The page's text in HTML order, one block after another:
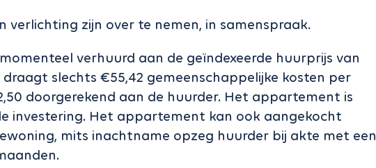
verlichting zijn over te nemen, in samenspraak.
verhuurd aan de geïndexeerde huurprijs van
draagt slechts €55,42 gemeenschappelijke kosten per
doorgerekend aan de huurder. Het appartement is
investering. Het appartement kan ook aangekocht
mits inachtname opzeg huurder bij akte met een